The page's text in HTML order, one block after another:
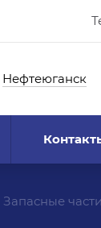
Нефтеюганск
Запасные части